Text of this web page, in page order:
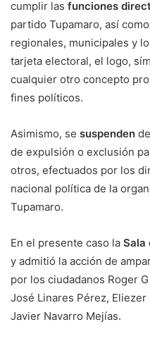
cumplir las funciones
partido Tupamaro, así
regionales, municipales y
tarjeta electoral, el logo,
cualquier otro concepto
fines políticos.
Asimismo, se suspenden
de expulsión o exclusión
otros, efectuados por los
nacional política de la
Tupamaro.
En el presente caso la Sala
y admitió la acción de
por los ciudadanos Roger
José Linares Pérez,
Javier Navarro Mejías.